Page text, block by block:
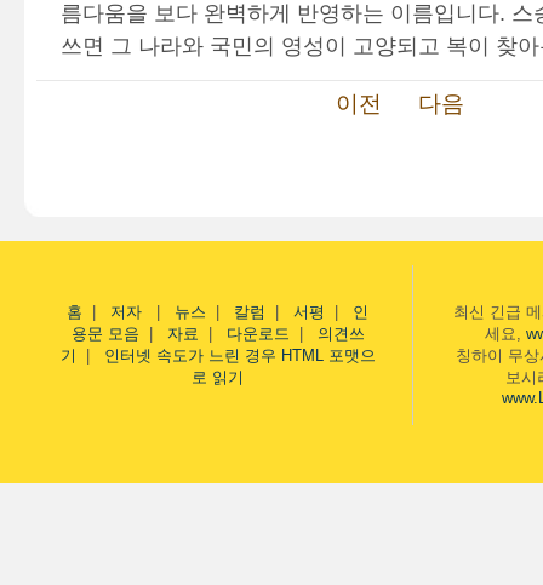
름다움을 보다 완벽하게 반영하는 이름입니다. 스
쓰면 그 나라와 국민의 영성이 고양되고 복이 찾
이전 다음
홈 저자 뉴스 칼럼 서평
인
용문 모음
자료 다운로드
의견쓰
기
인터넷 속도가 느린 경우 HTML 포맷으
로 읽기
최신 긴급
세요,
칭하이 무
보시